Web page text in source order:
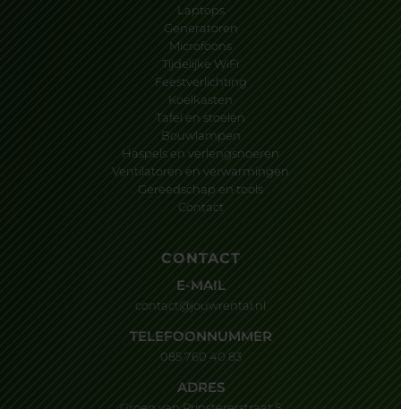
Laptops
Generatoren
Microfoons
Tijdelijke WiFi
Feestverlichting
Koelkasten
Tafel en stoelen
Bouwlampen
Haspels en verlengsnoeren
Ventilatoren en verwarmingen
Gereedschap en tools
Contact
CONTACT
E-MAIL
contact@jouwrental.nl
TELEFOONNUMMER
085 760 40 83
ADRES